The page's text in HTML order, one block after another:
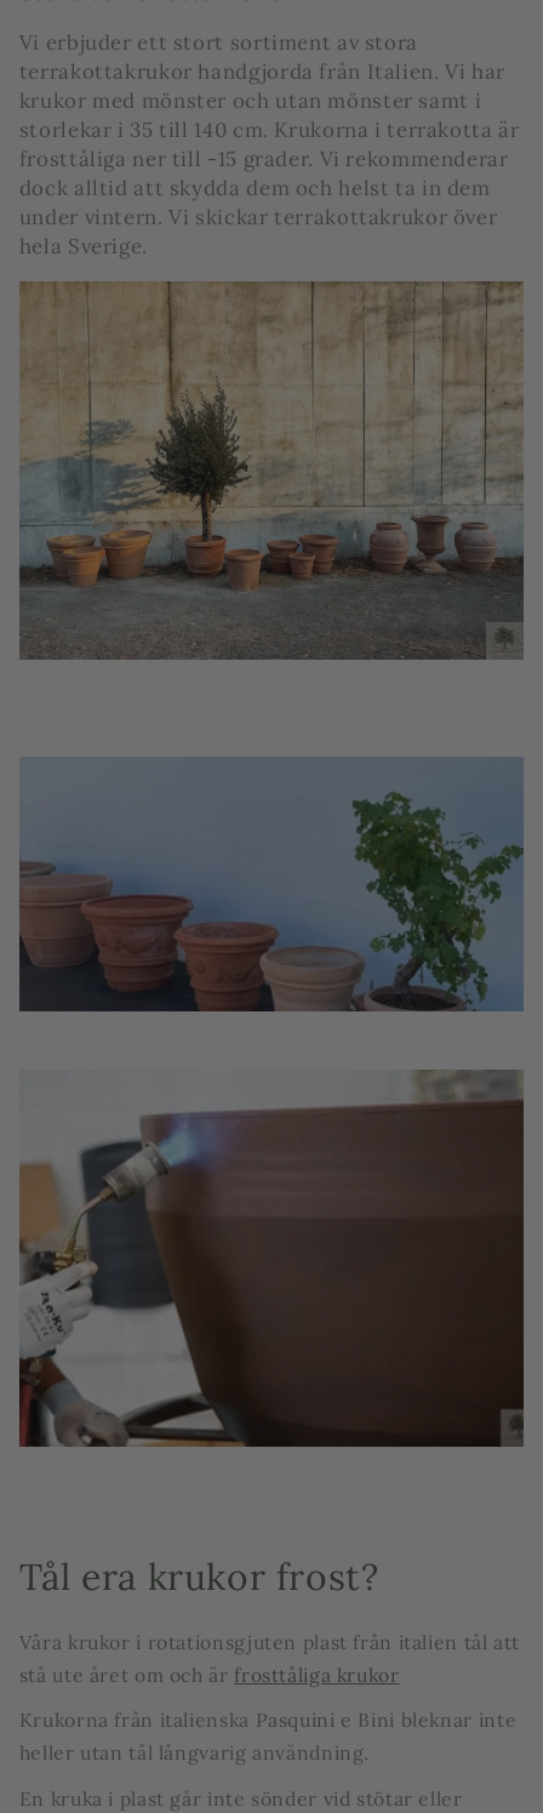
o
d
u
k
t
s
e
Vi erbjuder ett stort sortiment av stora
terrakottakrukor handgjorda från Italien. Vi har
krukor med mönster och utan mönster samt i
storlekar i 35 till 140 cm. Krukorna i terrakotta är
frosttåliga ner till -15 grader. Vi rekommenderar
dock alltid att skydda dem och helst ta in dem
under vintern. Vi skickar terrakottakrukor över
hela Sverige.
Tål era krukor frost?
Våra krukor i rotationsgjuten plast från italien tål att
stå ute året om och ärfrosttåliga krukor
Krukorna från italienska Pasquini e Bini bleknar inte
heller utan tål långvarig användning.
En kruka i plast går inte sönder vid stötar eller